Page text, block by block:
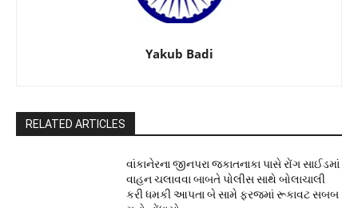
Yakub Badi
RELATED ARTICLES
વાંકાનેરના જીનપરા જકાતનાકા પાસે રોંગ સાઈડમાં
વાહન ચલાવવા બાબતે પોલીસ સાથે બોલાચાલી
કરી ધમકી આપતા બે સામે ફરજમાં રૂકાવટ સબબ